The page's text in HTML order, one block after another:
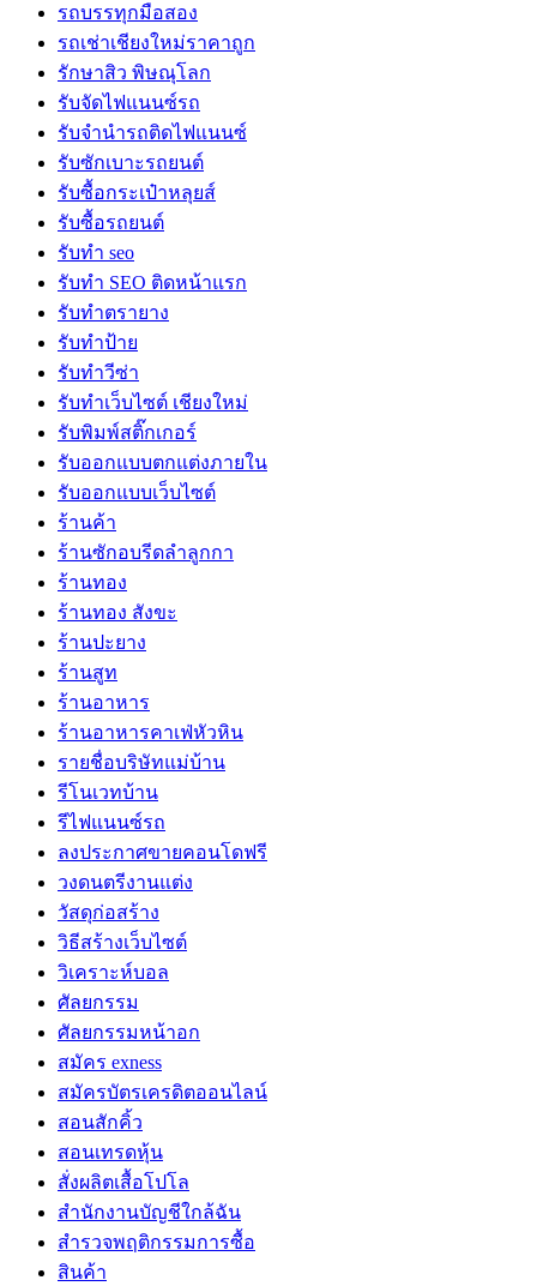
รถบรรทุกมือสอง
รถเช่าเชียงใหม่ราคาถูก
รักษาสิว พิษณุโลก
รับจัดไฟแนนซ์รถ
รับจำนำรถติดไฟแนนซ์
รับซักเบาะรถยนต์
รับซื้อกระเป๋าหลุยส์
รับซื้อรถยนต์
รับทำ seo
รับทำ SEO ติดหน้าแรก
รับทำตรายาง
รับทำป้าย
รับทำวีซ่า
รับทำเว็บไซต์ เชียงใหม่
รับพิมพ์สติ๊กเกอร์
รับออกแบบตกแต่งภายใน
รับออกแบบเว็บไซต์
ร้านค้า
ร้านซักอบรีดลำลูกกา
ร้านทอง
ร้านทอง สังขะ
ร้านปะยาง
ร้านสูท
ร้านอาหาร
ร้านอาหารคาเฟ่หัวหิน
รายชื่อบริษัทแม่บ้าน
รีโนเวทบ้าน
รีไฟแนนซ์รถ
ลงประกาศขายคอนโดฟรี
วงดนตรีงานแต่ง
วัสดุก่อสร้าง
วิธีสร้างเว็บไซต์
วิเคราะห์บอล
ศัลยกรรม
ศัลยกรรมหน้าอก
สมัคร exness
สมัครบัตรเครดิตออนไลน์
สอนสักคิ้ว
สอนเทรดหุ้น
สั่งผลิตเสื้อโปโล
สำนักงานบัญชีใกล้ฉัน
สำรวจพฤติกรรมการซื้อ
สินค้า